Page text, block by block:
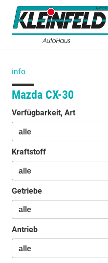
info
Mazda CX-30
Verfügbarkeit, Art
Kraftstoff
Getriebe
Antrieb